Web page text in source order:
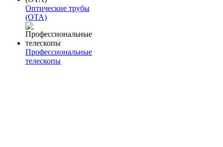
Оптические трубы
(OTA)
Профессиональные
телескопы